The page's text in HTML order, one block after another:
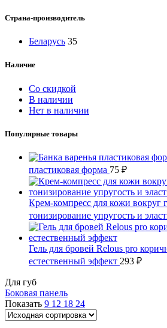
Страна-производитель
Беларусь 35
Наличие
Со скидкой
В наличии
Нет в наличии
Популярные товары
пластиковая форма 75 ₽
Крем-компресс для кожи вокруг
тонизирование упругость и
Гель для бровей Relous pro
естественный эффект 293 ₽
Для губ
Боковая панель
Показать 9 12 18 24